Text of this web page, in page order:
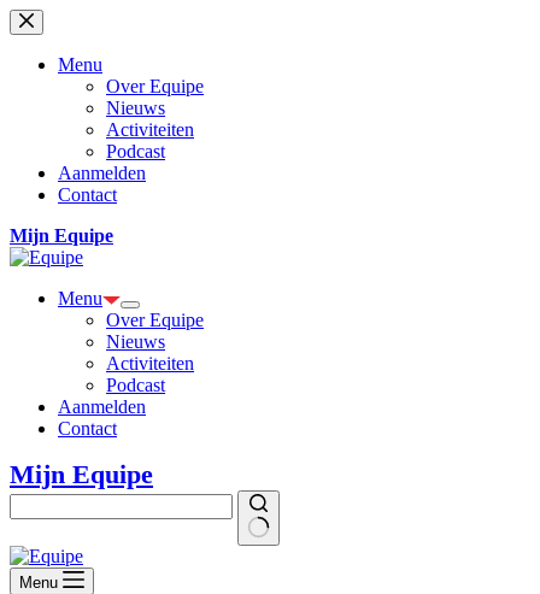
Ga
naar
Menu
Over Equipe
Nieuws
Activiteiten
Podcast
Aanmelden
Contact
Mijn Equipe
Menu
Over Equipe
Nieuws
Activiteiten
Podcast
Aanmelden
Contact
Mijn Equipe
Geen
resultaten
Menu